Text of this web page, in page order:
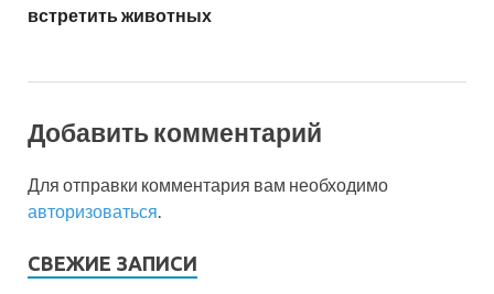
встретить животных
Добавить комментарий
Для отправки комментария вам необходимо
авторизоваться
СВЕЖИЕ ЗАПИСИ